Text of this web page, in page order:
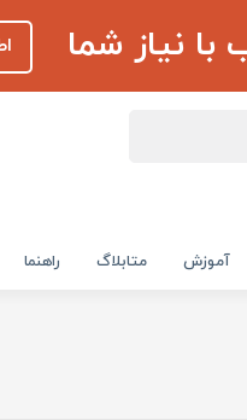
نیاز شما
آموزش متابلاگ راهنما